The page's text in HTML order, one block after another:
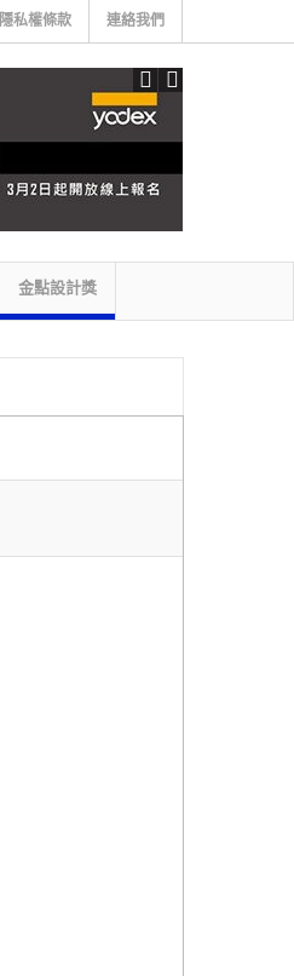
隱私權條款 連絡我們
金點設計獎